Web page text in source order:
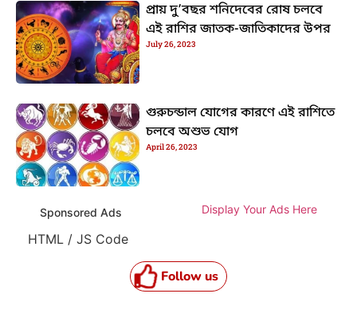
প্রায় দু’বছর শনিদেবের রোষ চলবে
এই রাশির জাতক-জাতিকাদের উপর
July 26, 2023
গুরুচন্ডাল যোগের কারণে এই রাশিতে
চলবে অশুভ যোগ
April 26, 2023
Sponsored Ads Display Your Ads Here
HTML / JS Code
Follow us